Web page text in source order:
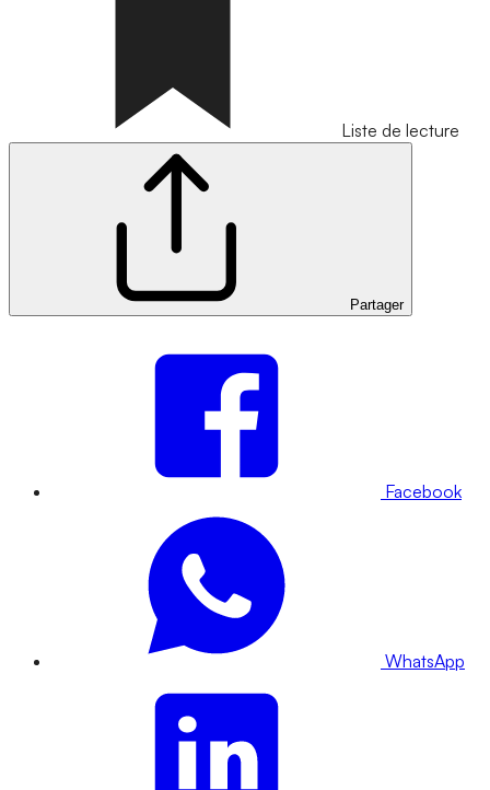
Liste de lecture
Partager
Facebook
WhatsApp